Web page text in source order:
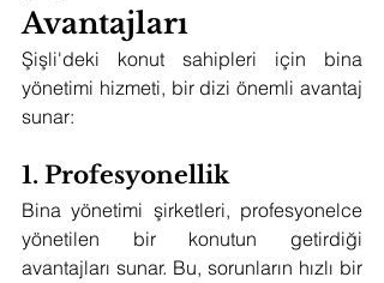
Avantajları
Şişli'deki konut sahipleri için bina
yönetimi hizmeti, bir dizi önemli avantaj
sunar:
1. Profesyonellik
Bina yönetimi şirketleri, profesyonelce
yönetilen bir konutun getirdiği
avantajları sunar. Bu, sorunların hızlı bir